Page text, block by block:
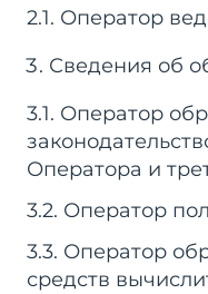
2.1. Оператор
Сведения об
3.1. Оператор
Оператора и
3.2. Оператор
3.3. Оператор
средств